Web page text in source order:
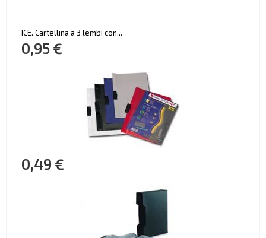
ICE. Cartellina a 3 lembi con...
0,95 €
0,49 €